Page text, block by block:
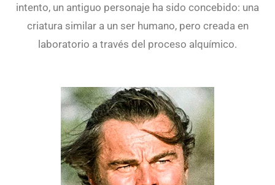
intento, un antiguo personaje ha sido concebido: una
criatura similar a un ser humano, pero creada en
laboratorio a través del proceso alquímico.